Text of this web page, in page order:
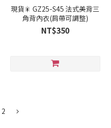
現貨🎇 GZ25-S45 法式美背三
角背內衣(肩帶可調整)
NT$350
2